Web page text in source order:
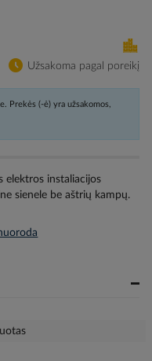
Užsakoma pagal poreikį
Prekės (-ė) yra užsakomos,
elektros instaliacijos
sienele be aštrių kampų.